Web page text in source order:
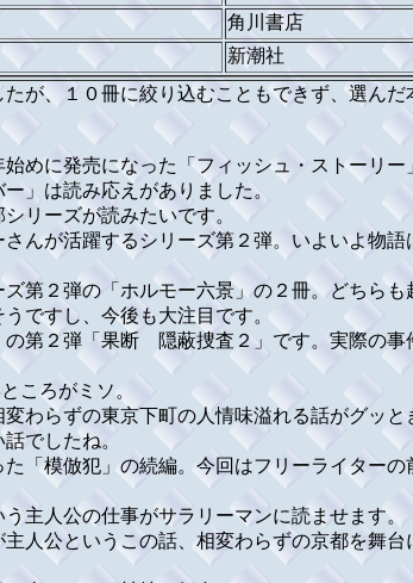
角川書店
新潮社
が、１０冊に絞り込むこともできず、選んだ
めに発売になった「フィッシュ・ストーリー
」は読み応えがありました。
リーズが読みたいです。
んが活躍するシリーズ第２弾。いよいよ物語
第２弾の「ホルモー六景」の２冊。どちらも
ですし、今後も大注目です。
第２弾「果断 隠蔽捜査２」です。実際の事
ころがミソ。
わらずの東京下町の人情味溢れる話がグッと
でしたね。
「模倣犯」の続編。今回はフリーライターの
主人公の仕事がサラリーマンに読ませます。
人公というこの話、相変わらずの京都を舞台